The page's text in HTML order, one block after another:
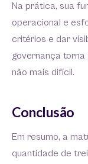
Na prática, sua
operacional e
critérios e dar
governança torna
não mais difícil.
Conclusão
Em resumo, a
quantidade de